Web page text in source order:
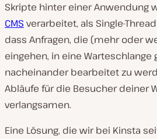
Skripte hinter einer Anwendung
CMS verarbeitet, als Single-
dass Anfragen, die (mehr oder
eingehen, in eine
nacheinander bearbeitet zu
Abläufe für die Besucher deiner
verlangsamen.
Eine Lösung, die wir bei Kinsta